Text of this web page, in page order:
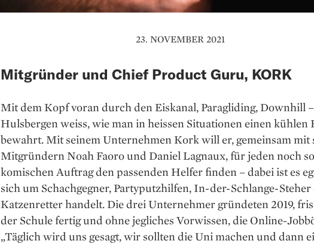
23. NOVEMBER 2021
Mitgründer und Chief Product Guru, KORK
Mit dem Kopf voran durch den Eiskanal, Paragliding, Downhill
Hulsbergen weiss, wie man in heissen Situationen einen kühlen
bewahrt. Mit seinem Unternehmen Kork will er, gemeinsam mit
Mitgründern Noah Faoro und Daniel Lagnaux, für jeden noch so
komischen Auftrag den passenden Helfer finden – dabei ist es
sich um Schachgegner, Partyputzhilfen, In-der-Schlange-
Katzenretter handelt. Die drei Unter­nehmer gründeten 2019,
der Schule fertig und ohne jegliches Vorwissen, die Online-
„Täglich wird uns gesagt, wir sollten die Uni machen und dann